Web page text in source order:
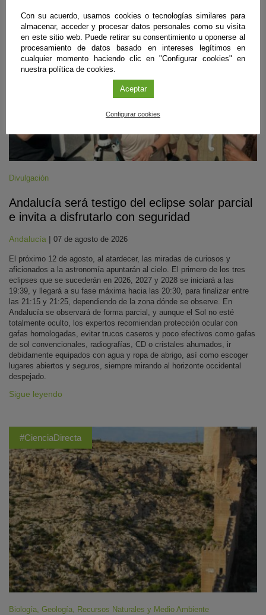
Divulgación
Andalucía será testigo del eclipse solar parcial
e invita a disfrutarlo con seguridad
Andalucía | 07 de agosto de 2026
El próximo 12 de agosto, al atardecer, las miradas de curiosos y
aficionados a la astronomía apuntarán al cielo. El primero de los tres
eclipses que se sucederán en 2026, 2027 y 2028 se iniciará a las
19:39, y llegará a su fase máxima hacia las 20:30, para finalizar entre
las 21:15 y 21:25, dependiendo de la zona dónde se observe. En
Andalucía se observará de forma parcial, y aunque el Sol no esté
totalmente oculto, los expertos recomiendan protección ocular con
gafas homologadas, evitar trucos caseros y poco efectivos como gafas
de sol convencionales, radiografías, CD o cristales ahumados, ir
debidamente equipados con agua y ropa de abrigo, así como escoger
lugares abiertos y seguros, siempre mirando al horizonte occidental
despejado.
Sigue leyendo
#CienciaDirecta
Biología, Geología, Recursos Naturales y Medio Ambiente
Con su acuerdo, usamos cookies o tecnologías similares para
almacenar, acceder y procesar datos personales como su visita
en este sitio web. Puede retirar su consentimiento u oponerse al
procesamiento de datos basado en intereses legítimos en
cualquier momento haciendo clic en "Configurar cookies" en
nuestra política de cookies.
Aceptar
Configurar cookies